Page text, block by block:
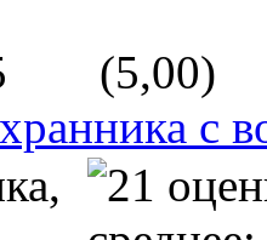
(5,00)
с